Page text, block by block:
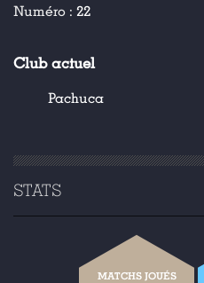
Numéro : 22
Club actuel
Pachuca
STATS
MATCHS JOUÉS